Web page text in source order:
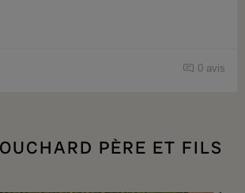
0 avis
PÈRE ET FILS